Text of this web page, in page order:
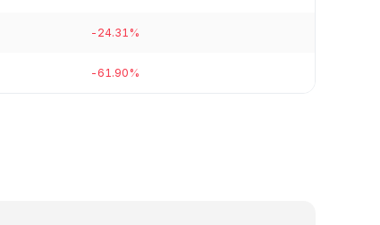
-24.31%
-61.90%